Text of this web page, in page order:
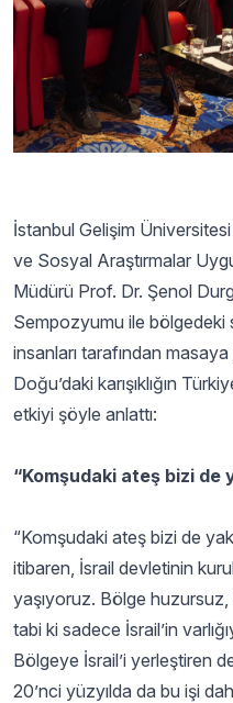
İstanbul Gelişim
ve Sosyal Araştırmalar
Müdürü Prof. Dr. Şenol
Sempozyumu ile bölgedeki
insanları tarafından masaya
Doğu’daki karışıklığın
etkiyi şöyle anlattı:
“Komşudaki ateş bizi de
“Komşudaki ateş bizi de
itibaren, İsrail devletinin
yaşıyoruz. Bölge
tabi ki sadece İsrail’in
Bölgeye İsrail’i yerleştiren
20’nci yüzyılda da bu işi